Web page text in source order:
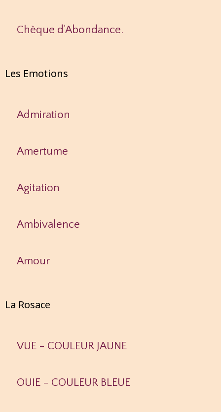
Chèque d'Abondance.
Les Emotions
Admiration
Amertume
Agitation
Ambivalence
Amour
La Rosace
VUE - COULEUR JAUNE
OUIE - COULEUR BLEUE